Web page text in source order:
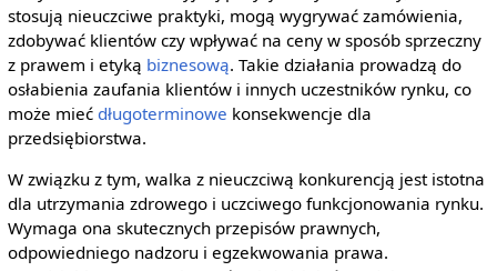
stosują nieuczciwe praktyki, mogą wygrywać zamówienia,
zdobywać klientów czy wpływać na ceny w sposób sprzeczny
z prawem i etyką biznesową. Takie działania prowadzą do
osłabienia zaufania klientów i innych uczestników rynku, co
może mieć długoterminowe konsekwencje dla
przedsiębiorstwa.
W związku z tym, walka z nieuczciwą konkurencją jest istotna
dla utrzymania zdrowego i uczciwego funkcjonowania rynku.
Wymaga ona skutecznych przepisów prawnych,
odpowiedniego nadzoru i egzekwowania prawa.